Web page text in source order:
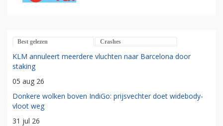
Best gelezen Crashes
KLM annuleert meerdere vluchten naar Barcelona door
staking
05 aug 26
Donkere wolken boven IndiGo: prijsvechter doet widebody-
vloot weg
31 jul 26